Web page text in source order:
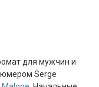
для мужчин и
Serge